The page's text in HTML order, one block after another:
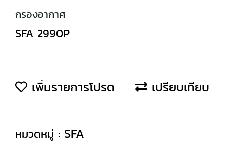
กรองอากาศ
SFA 2990P
เพิ่มรายการโปรด เปรียบเทียบ
หมวดหมู่ : SFA